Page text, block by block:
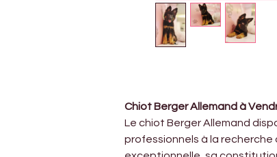
Chiot Berger Allemand à
Le chiot Berger Allemand
professionnels à la recherche